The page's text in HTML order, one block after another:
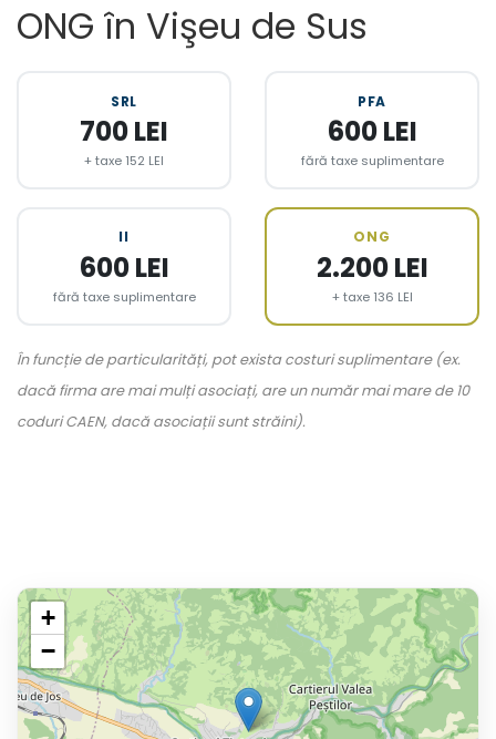
ONG în Vişeu de Sus
SRL
700 LEI
+ taxe 152 LEI
PFA
600 LEI
fără taxe suplimentare
II
600 LEI
fără taxe suplimentare
ONG
2.200 LEI
+ taxe 136 LEI
În funcție de particularități, pot exista costuri suplimentare (ex.
dacă firma are mai mulți asociați, are un număr mai mare de 10
coduri CAEN, dacă asociații sunt străini).
+
−